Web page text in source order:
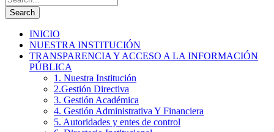
INICIO
NUESTRA INSTITUCIÓN
TRANSPARENCIA Y ACCESO A LA INFORMACIÓN
PÚBLICA
1. Nuestra Institución
2.Gestión Directiva
3. Gestión Académica
4. Gestión Administrativa Y Financiera
5. Autoridades y entes de control